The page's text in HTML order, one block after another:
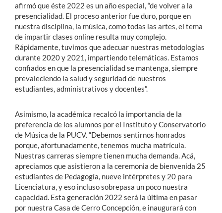
afirmó que éste 2022 es un año especial, “de volver a la
presencialidad. El proceso anterior fue duro, porque en
nuestra disciplina, la música, como todas las artes, el tema
de impartir clases online resulta muy complejo.
Rápidamente, tuvimos que adecuar nuestras metodologías
durante 2020 y 2021, impartiendo telemáticas. Estamos
confiados en que la presencialidad se mantenga, siempre
prevaleciendo la salud y seguridad de nuestros
estudiantes, administrativos y docentes”.
Asimismo, la académica recalcó la importancia de la
preferencia de los alumnos por el Instituto y Conservatorio
de Música de la PUCV. “Debemos sentirnos honrados
porque, afortunadamente, tenemos mucha matrícula.
Nuestras carreras siempre tienen mucha demanda. Acá,
apreciamos que asistieron a la ceremonia de bienvenida 25
estudiantes de Pedagogía, nueve intérpretes y 20 para
Licenciatura, y eso incluso sobrepasa un poco nuestra
capacidad. Esta generación 2022 será la última en pasar
por nuestra Casa de Cerro Concepción, e inaugurará con